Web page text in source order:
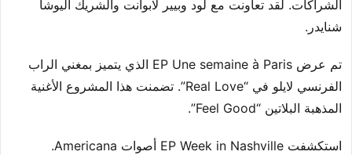
الشراكات. لقد تعاونت مع لود وبيير لابوانت والشريك أليوشا
شنايدر.
تم عرض EP Une semaine à Paris الذي يتميز بمغني الراب
الفرنسي لايلو في “Real Love”. تضمنت هذا المشروع الأغنية
المذهبة البلاتين “Feel Good”.
استكشفت EP Week in Nashville أصوات Americana.